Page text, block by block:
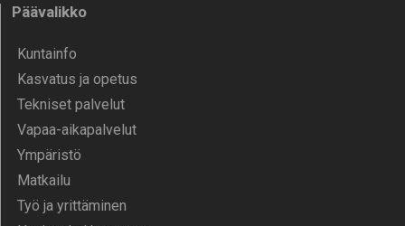
Päävalikko
Kunta­info
Kasvatus ja opetus
Tekniset palvelut
Vapaa-aika­palvelut
Ympä­ristö
Mat­kailu
Työ ja yrittä­minen